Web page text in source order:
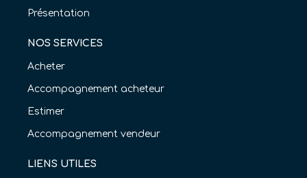
Présentation
NOS SERVICES
Acheter
Accompagnement acheteur
Estimer
Accompagnement vendeur
LIENS UTILES